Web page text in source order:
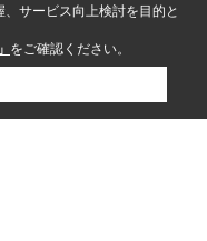
サービス向上検討を目的と
をご確認ください。